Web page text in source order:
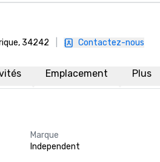
34242 Contactez-nous
Emplacement Plus
Marque
Independent